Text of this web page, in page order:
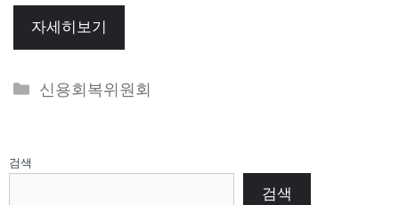
자세히보기
Categories
신용회복위원회
검색
검색